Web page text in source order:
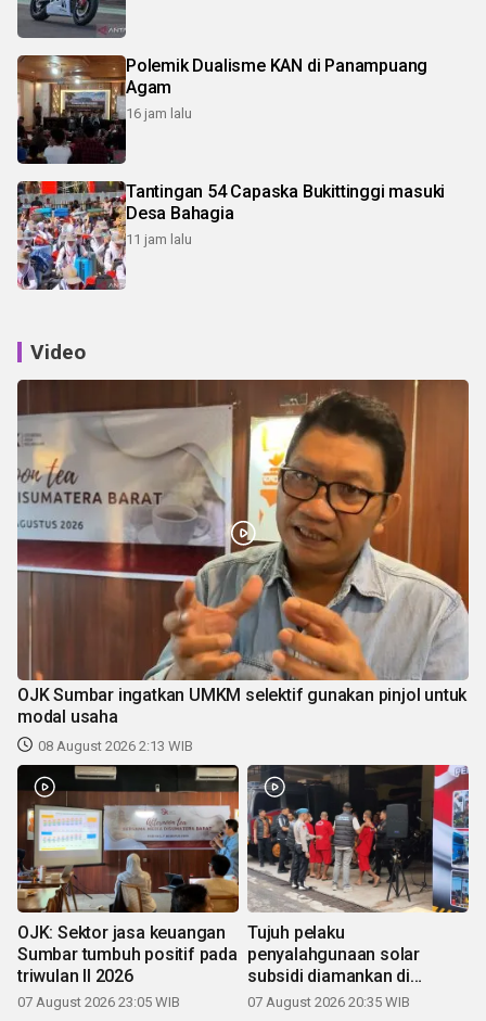
Polemik Dualisme KAN di Panampuang
Agam
16 jam lalu
Tantingan 54 Capaska Bukittinggi masuki
Desa Bahagia
11 jam lalu
Video
OJK Sumbar ingatkan UMKM selektif gunakan pinjol untuk
modal usaha
08 August 2026 2:13 WIB
OJK: Sektor jasa keuangan
Sumbar tumbuh positif pada
triwulan II 2026
07 August 2026 23:05 WIB
Tujuh pelaku
penyalahgunaan solar
subsidi diamankan di
Sumbar
07 August 2026 20:35 WIB